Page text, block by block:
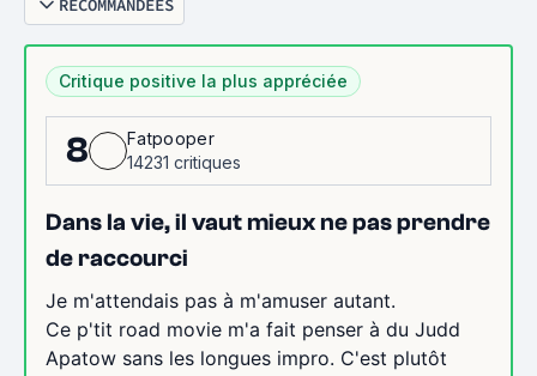
Critique positive la plus appréciée
8
Fatpooper
14231 critiques
Dans la vie, il vaut mieux ne pas prendre
de raccourci
Je m'attendais pas à m'amuser autant.
Ce p'tit road movie m'a fait penser à du Judd
Apatow sans les longues impro. C'est plutôt